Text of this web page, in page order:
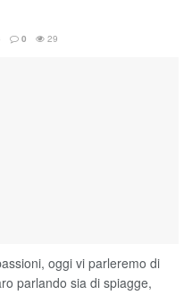
0 29
oggi vi parleremo di
parlando sia di spiagge,